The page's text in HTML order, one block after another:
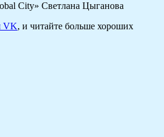
City» Светлана Цыганова
VK, и читайте больше хороших